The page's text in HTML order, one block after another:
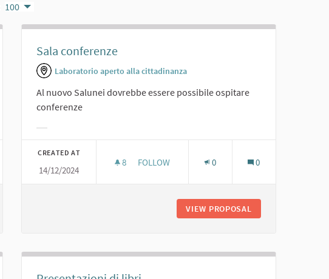
100
Sala conferenze
Laboratorio aperto alla cittadinanza
Al nuovo Salunei dovrebbe essere possibile ospitare
conferenze
CREATED AT
14/12/2024
8 8 FOLLOWERS
FOLLOW 0 0
VIEW PROPOSAL